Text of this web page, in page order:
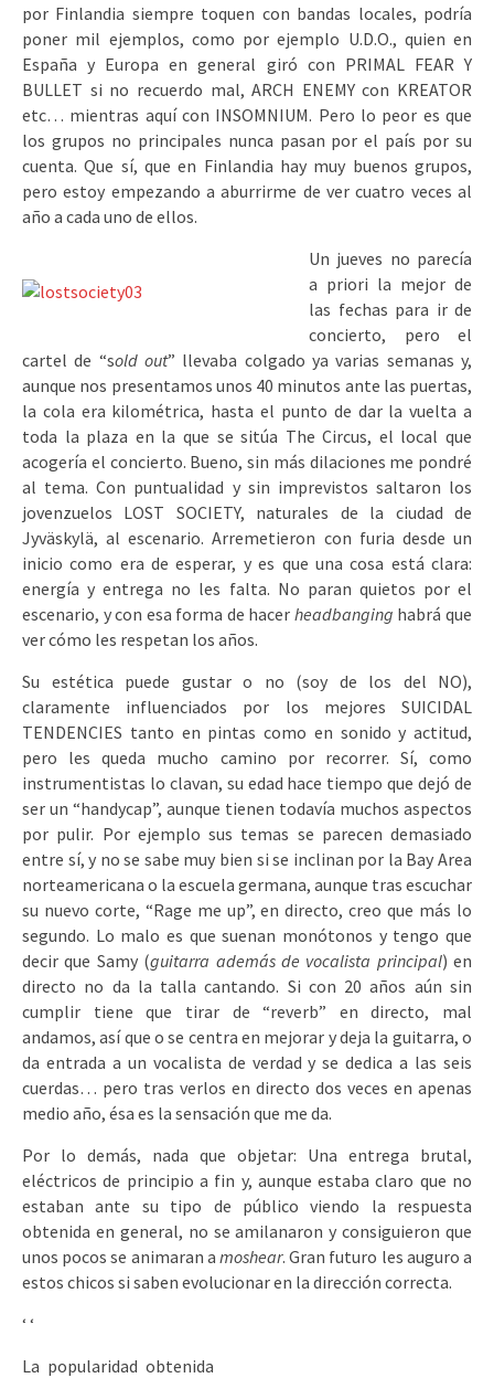
por Finlandia siempre toquen con bandas locales, podría
poner mil ejemplos, como por ejemplo U.D.O., quien en
España y Europa en general giró con PRIMAL FEAR Y
BULLET si no recuerdo mal, ARCH ENEMY con KREATOR
etc… mientras aquí con INSOMNIUM. Pero lo peor es que
los grupos no principales nunca pasan por el país por su
cuenta. Que sí, que en Finlandia hay muy buenos grupos,
pero estoy empezando a aburrirme de ver cuatro veces al
año a cada uno de ellos.
Un jueves no parecía
a priori la mejor de
las fechas para ir de
concierto, pero el
cartel de “sold out” llevaba colgado ya varias semanas y,
aunque nos presentamos unos 40 minutos ante las puertas,
la cola era kilométrica, hasta el punto de dar la vuelta a
toda la plaza en la que se sitúa The Circus, el local que
acogería el concierto. Bueno, sin más dilaciones me pondré
al tema. Con puntualidad y sin imprevistos saltaron los
jovenzuelos LOST SOCIETY, naturales de la ciudad de
Jyväskylä, al escenario. Arremetieron con furia desde un
inicio como era de esperar, y es que una cosa está clara:
energía y entrega no les falta. No paran quietos por el
escenario, y con esa forma de hacer headbanging habrá que
ver cómo les respetan los años.
Su estética puede gustar o no (soy de los del NO),
claramente influenciados por los mejores SUICIDAL
TENDENCIES tanto en pintas como en sonido y actitud,
pero les queda mucho camino por recorrer. Sí, como
instrumentistas lo clavan, su edad hace tiempo que dejó de
ser un “handycap”, aunque tienen todavía muchos aspectos
por pulir. Por ejemplo sus temas se parecen demasiado
entre sí, y no se sabe muy bien si se inclinan por la Bay Area
norteamericana o la escuela germana, aunque tras escuchar
su nuevo corte, “Rage me up”, en directo, creo que más lo
segundo. Lo malo es que suenan monótonos y tengo que
decir que Samy (guitarra además de vocalista principal) en
directo no da la talla cantando. Si con 20 años aún sin
cumplir tiene que tirar de “reverb” en directo, mal
andamos, así que o se centra en mejorar y deja la guitarra, o
da entrada a un vocalista de verdad y se dedica a las seis
cuerdas… pero tras verlos en directo dos veces en apenas
medio año, ésa es la sensación que me da.
Por lo demás, nada que objetar: Una entrega brutal,
eléctricos de principio a fin y, aunque estaba claro que no
estaban ante su tipo de público viendo la respuesta
obtenida en general, no se amilanaron y consiguieron que
unos pocos se animaran a moshear. Gran futuro les auguro a
estos chicos si saben evolucionar en la dirección correcta.
‘ ‘
La popularidad obtenida